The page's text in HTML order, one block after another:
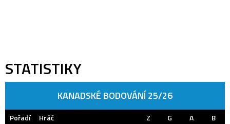
STATISTIKY
KANADSKÉ BODOVÁNÍ 25/26
Pořadí Hráč Z G A
B